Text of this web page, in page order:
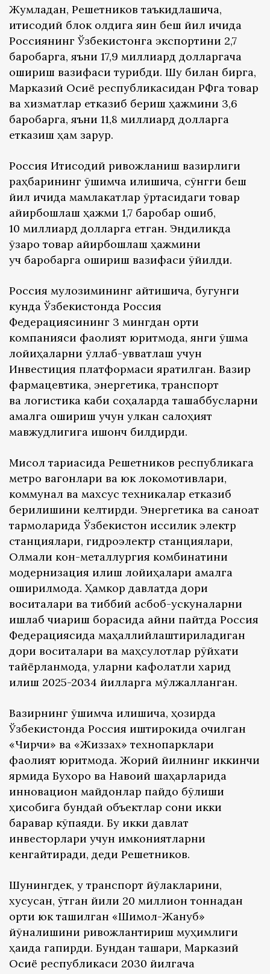
Жумладан, Решетников таъкидлашича,
иқтисодий блок олдига яқин беш йил ичида
Россиянинг Ўзбекистонга экспортини 2,7
баробарга, яъни 17,9 миллиард долларгача
ошириш вазифаси турибди. Шу билан бирга,
Марказий Осиё республикасидан РФга товар
ва хизматлар етказиб бериш ҳажмини 3,6
баробарга, яъни 11,8 миллиард долларга
етказиш ҳам зарур.
Россия Иқтисодий ривожланиш вазирлиги
раҳбарининг қўшимча қилишича, сўнгги беш
йил ичида мамлакатлар ўртасидаги товар
айирбошлаш ҳажми 1,7 баробар ошиб,
10 миллиард долларга етган. Эндиликда
ўзаро товар айирбошлаш ҳажмини
уч баробарга ошириш вазифаси қўйилди.
Россия мулозимининг айтишича, бугунги
кунда Ўзбекистонда Россия
Федерациясининг 3 мингдан ортиқ
компанияси фаолият юритмоқда, янги қўшма
лойиҳаларни қўллаб-қувватлаш учун
Инвестиция платформаси яратилган. Вазир
фармацевтика, энергетика, транспорт
ва логистика каби соҳаларда ташаббусларни
амалга ошириш учун улкан салоҳият
мавжудлигига ишонч билдирди.
Мисол тариқасида Решетников республикага
метро вагонлари ва юк локомотивлари,
коммунал ва махсус техникалар етказиб
берилишини келтирди. Энергетика ва саноат
тармоқларида Ўзбекистон иссиқлик электр
станциялари, гидроэлектр станциялари,
Олмалиқ кон-металлургия комбинатини
модернизация қилиш лойиҳалари амалга
оширилмоқда. Ҳамкор давлатда дори
воситалари ва тиббий асбоб-ускуналарни
ишлаб чиқариш борасида айни пайтда Россия
Федерациясида маҳаллийлаштириладиган
дори воситалари ва маҳсулотлар рўйхати
тайёрланмоқда, уларни кафолатли харид
қилиш 2025-2034 йилларга мўлжалланган.
Вазирнинг қўшимча қилишича, ҳозирда
Ўзбекистонда Россия иштирокида очилган
«Чирчиқ» ва «Жиззах» технопарклари
фаолият юритмоқда. Жорий йилнинг иккинчи
ярмида Бухоро ва Навоий шаҳарларида
инновацион майдонлар пайдо бўлиши
ҳисобига бундай объектлар сони икки
баравар кўпаяди. Бу икки давлат
инвесторлари учун имкониятларни
кенгайтиради, деди Решетников.
Шунингдек, у транспорт йўлакларини,
хусусан, ўтган йили 20 миллион тоннадан
ортиқ юк ташилган «Шимол-Жануб»
йўналишини ривожлантириш муҳимлиги
ҳақида гапирди. Бундан ташқари, Марказий
Осиё республикаси 2030 йилгача